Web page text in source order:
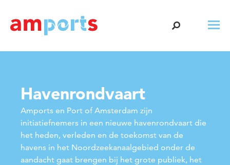
Havenrondvaart
Amports en Port of Amsterdam zijn
initiatiefnemers in een nieuwe havenrondvaart die
het heden, verleden en de toekomst van de
havens in het Noordzeekanaalgebied onder de
aandacht gaat brengen bij het grote publiek, het